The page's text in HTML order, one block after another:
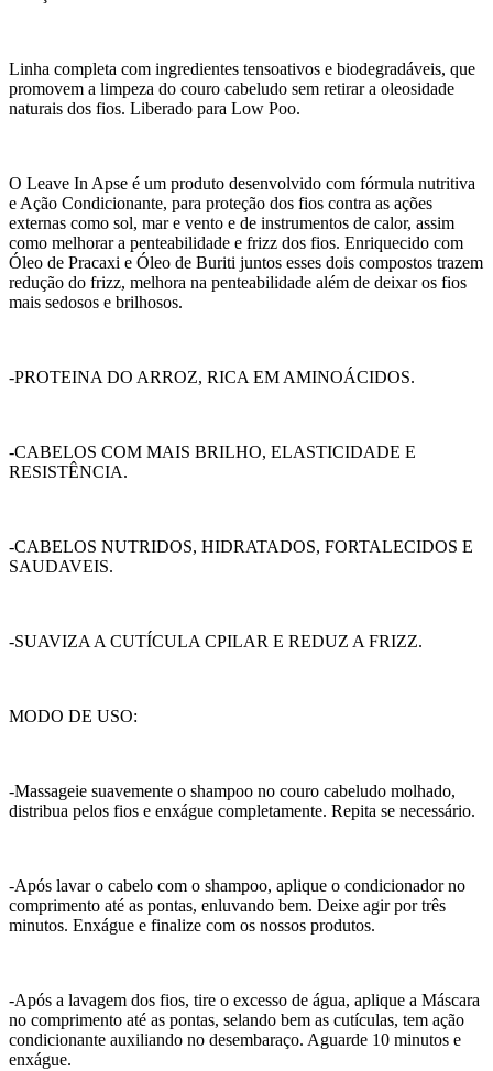
Linha completa com ingredientes tensoativos e biodegradáveis, que
promovem a limpeza do couro cabeludo sem retirar a oleosidade
naturais dos fios. Liberado para Low Poo.
O Leave In Apse é um produto desenvolvido com fórmula nutritiva
e Ação Condicionante, para proteção dos fios contra as ações
externas como sol, mar e vento e de instrumentos de calor, assim
como melhorar a penteabilidade e frizz dos fios. Enriquecido com
Óleo de Pracaxi e Óleo de Buriti juntos esses dois compostos trazem
redução do frizz, melhora na penteabilidade além de deixar os fios
mais sedosos e brilhosos.
-PROTEINA DO ARROZ, RICA EM AMINOÁCIDOS.
-CABELOS COM MAIS BRILHO, ELASTICIDADE E
RESISTÊNCIA.
-CABELOS NUTRIDOS, HIDRATADOS, FORTALECIDOS E
SAUDAVEIS.
-SUAVIZA A CUTÍCULA CPILAR E REDUZ A FRIZZ.
MODO DE USO:
-Massageie suavemente o shampoo no couro cabeludo molhado,
distribua pelos fios e enxágue completamente. Repita se necessário.
-Após lavar o cabelo com o shampoo, aplique o condicionador no
comprimento até as pontas, enluvando bem. Deixe agir por três
minutos. Enxágue e finalize com os nossos produtos.
-Após a lavagem dos fios, tire o excesso de água, aplique a Máscara
no comprimento até as pontas, selando bem as cutículas, tem ação
condicionante auxiliando no desembaraço. Aguarde 10 minutos e
enxágue.